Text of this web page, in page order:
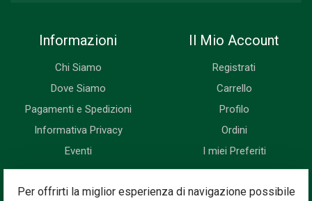
Per offrirti la miglior esperienza di navigazione possibile
Informazioni
Chi Siamo
Dove Siamo
Pagamenti e Spedizioni
Informativa Privacy
Eventi
Il Mio Account
Registrati
Carrello
Profilo
Ordini
I miei Preferiti
Newsletter